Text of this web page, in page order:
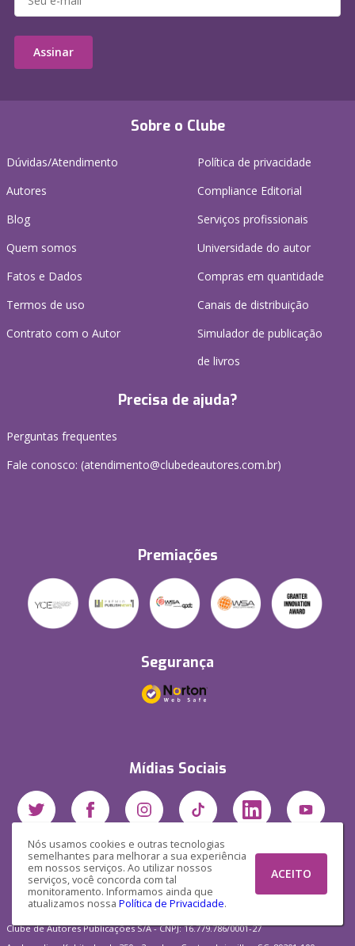
Nós usamos cookies e outras tecnologias
semelhantes para melhorar a sua experiência
em nossos serviços. Ao utilizar nossos
serviços, você concorda com tal
monitoramento. Informamos ainda que
atualizamos nossa Política de Privacidade.
ACEITO
Sobre o Clube
Dúvidas/Atendimento
Autores
Blog
Quem somos
Fatos e Dados
Termos de uso
Contrato com o Autor
Política de privacidade
Compliance Editorial
Serviços profissionais
Universidade do autor
Compras em quantidade
Canais de distribuição
Simulador de publicação
de livros
Precisa de ajuda?
Perguntas frequentes
Fale conosco: (atendimento@clubedeautores.com.br)
Premiações
Segurança
Mídias Sociais
Assinar
Clube de Autores Publicações S/A - CNPJ: 16.779.786/0001-27